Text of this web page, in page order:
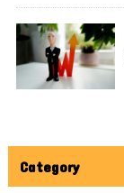
Category